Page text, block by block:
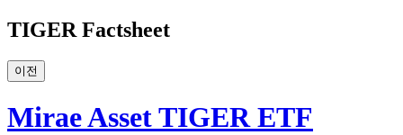
TIGER Factsheet
이전
Mirae Asset TIGER ETF